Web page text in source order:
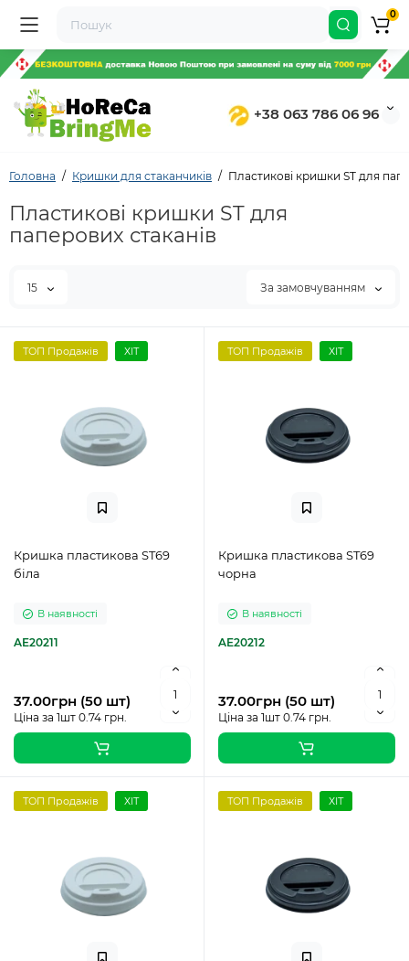
+38 063 786 06 96
0
Головна Кришки для стаканчиків Пластикові кришки ST для
Пластикові кришки ST для
паперових стаканів
15 За замовчуванням
ТОП Продажів ХІТ
Кришка пластикова ST69
біла
В наявності
AE20211
37.00грн (50 шт)
Ціна за 1шт 0.74 грн.
ТОП Продажів ХІТ
Кришка пластикова ST69
чорна
В наявності
AE20212
37.00грн (50 шт)
Ціна за 1шт 0.74 грн.
ТОП Продажів ХІТ ТОП Продажів ХІТ